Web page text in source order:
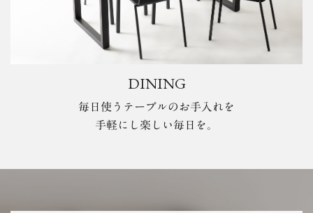
DINING
毎日使うテーブルのお手入れを
手軽にし楽しい毎日を。